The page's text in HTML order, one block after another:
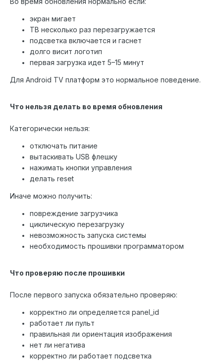
экран мигает
ТВ несколько раз перезагружается
подсветка включается и гаснет
долго висит логотип
первая загрузка идет 5–15 минут
Для Android TV платформ это нормальное поведение.
Что нельзя делать во время обновления
Категорически нельзя:
отключать питание
вытаскивать USB флешку
нажимать кнопки управления
делать reset
Иначе можно получить:
повреждение загрузчика
циклическую перезагрузку
невозможность запуска системы
необходимость прошивки программатором
Что проверяю после прошивки
После первого запуска обязательно проверяю:
корректно ли определяется panel_id
работает ли пульт
правильная ли ориентация изображения
нет ли негатива
корректно ли работает подсветка